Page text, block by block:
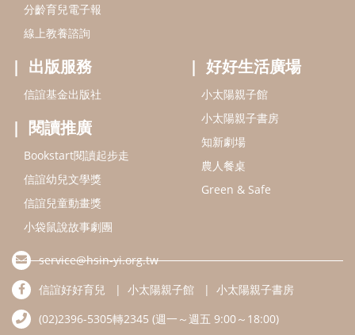
分齡育兒電子報
線上教養諮詢
出版服務
信誼基金出版社
閱讀推廣
Bookstart閱讀起步走
信誼幼兒文學獎
信誼兒童動畫獎
小袋鼠說故事劇團
好好生活廣場
小太陽親子館
小太陽親子書房
知新劇場
農人餐桌
Green & Safe
service@hsin-yi.org.tw
信誼好好育兒
小太陽親子館
小太陽親子書房
(02)2396-5305轉2345 (週一～週五 9:00～18:00)